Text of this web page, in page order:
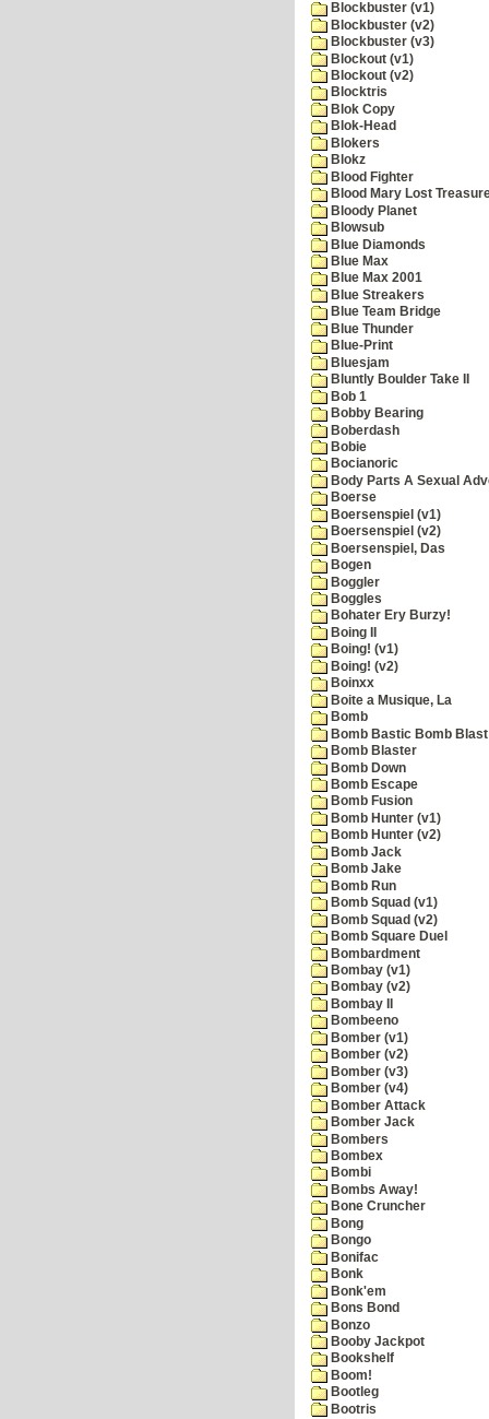
Blockbuster (v1)
Blockbuster (v2)
Blockbuster (v3)
Blockout (v1)
Blockout (v2)
Blocktris
Blok Copy
Blok-Head
Blokers
Blokz
Blood Fighter
Blood Mary Lost
Bloody Planet
Blowsub
Blue Diamonds
Blue Max
Blue Max 2001
Blue Streakers
Blue Team Bridge
Blue Thunder
Blue-Print
Bluesjam
Bluntly Boulder Take II
Bob 1
Bobby Bearing
Boberdash
Bobie
Bocianoric
Body Parts A Sexual
Boerse
Boersenspiel (v1)
Boersenspiel (v2)
Boersenspiel, Das
Bogen
Boggler
Boggles
Bohater Ery Burzy!
Boing II
Boing! (v1)
Boing! (v2)
Boinxx
Boite a Musique, La
Bomb
Bomb Bastic Bomb
Bomb Blaster
Bomb Down
Bomb Escape
Bomb Fusion
Bomb Hunter (v1)
Bomb Hunter (v2)
Bomb Jack
Bomb Jake
Bomb Run
Bomb Squad (v1)
Bomb Squad (v2)
Bomb Square Duel
Bombardment
Bombay (v1)
Bombay (v2)
Bombay II
Bombeeno
Bomber (v1)
Bomber (v2)
Bomber (v3)
Bomber (v4)
Bomber Attack
Bomber Jack
Bombers
Bombex
Bombi
Bombs Away!
Bone Cruncher
Bong
Bongo
Bonifac
Bonk
Bonk'em
Bons Bond
Bonzo
Booby Jackpot
Bookshelf
Boom!
Bootleg
Bootris